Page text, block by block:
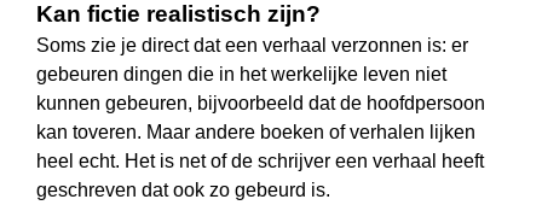
Kan fictie realistisch zijn?
Soms zie je direct dat een verhaal verzonnen is: er
gebeuren dingen die in het werkelijke leven niet
kunnen gebeuren, bijvoorbeeld dat de hoofdpersoon
kan toveren. Maar andere boeken of verhalen lijken
heel echt. Het is net of de schrijver een verhaal heeft
geschreven dat ook zo gebeurd is.